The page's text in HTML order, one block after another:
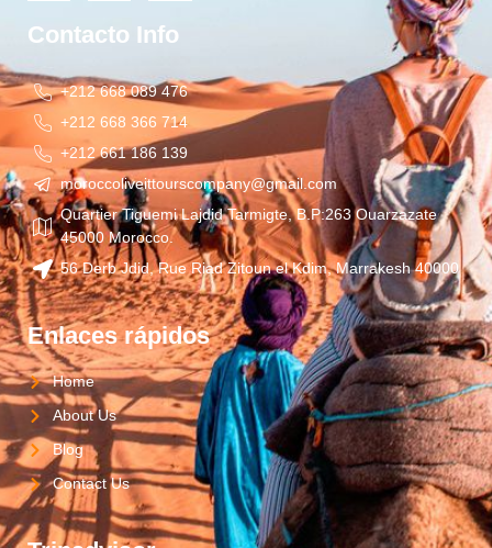
Contacto Info
+212 668 089 476
+212 668 366 714
+212 661 186 139
moroccoliveittourscompany@gmail.com
Quartier Tiguemi Lajdid Tarmigte, B.P:263 Ouarzazate
45000 Morocco.
56 Derb Jdid, Rue Riad Zitoun el Kdim, Marrakesh 40000
Enlaces rápidos
Home
About Us
Blog
Contact Us